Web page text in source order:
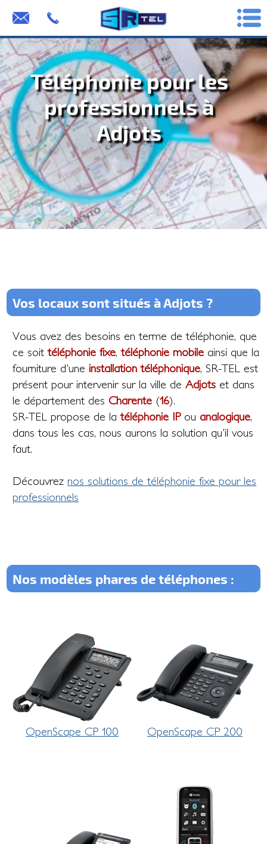
Téléphonie pour les
professionnels à
Adjots
Vos locaux sont situés à Adjots ?
Vous avez des besoins en terme de téléphonie, que
ce soittéléphonie fixe,téléphonie mobile ainsi que la
fourniture d'une installation téléphonique, SR-TEL est
présent pour intervenir sur la ville deAdjots et dans
le département des Charente (16).
SR-TEL propose de latéléphonie IPou analogique,
dans tous les cas, nous aurons la solution qu'il vous
faut.
Découvrez nos solutions de téléphonie fixe pour les
professionnels
Nos modèles phares de téléphones :
OpenScape CP 100 OpenScape CP 200